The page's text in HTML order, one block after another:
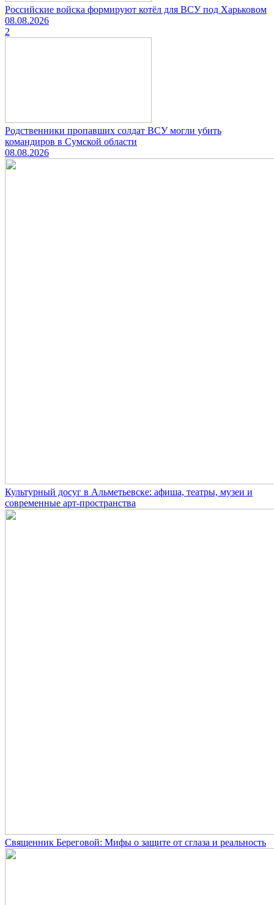
Российские войска формируют котёл для ВСУ под Харьковом
08.08.2026
2
Родственники пропавших солдат ВСУ могли убить
командиров в Сумской области
08.08.2026
Культурный досуг в Альметьевске: афиша, театры, музеи и
современные арт-пространства
Священник Береговой: Мифы о защите от сглаза и реальность